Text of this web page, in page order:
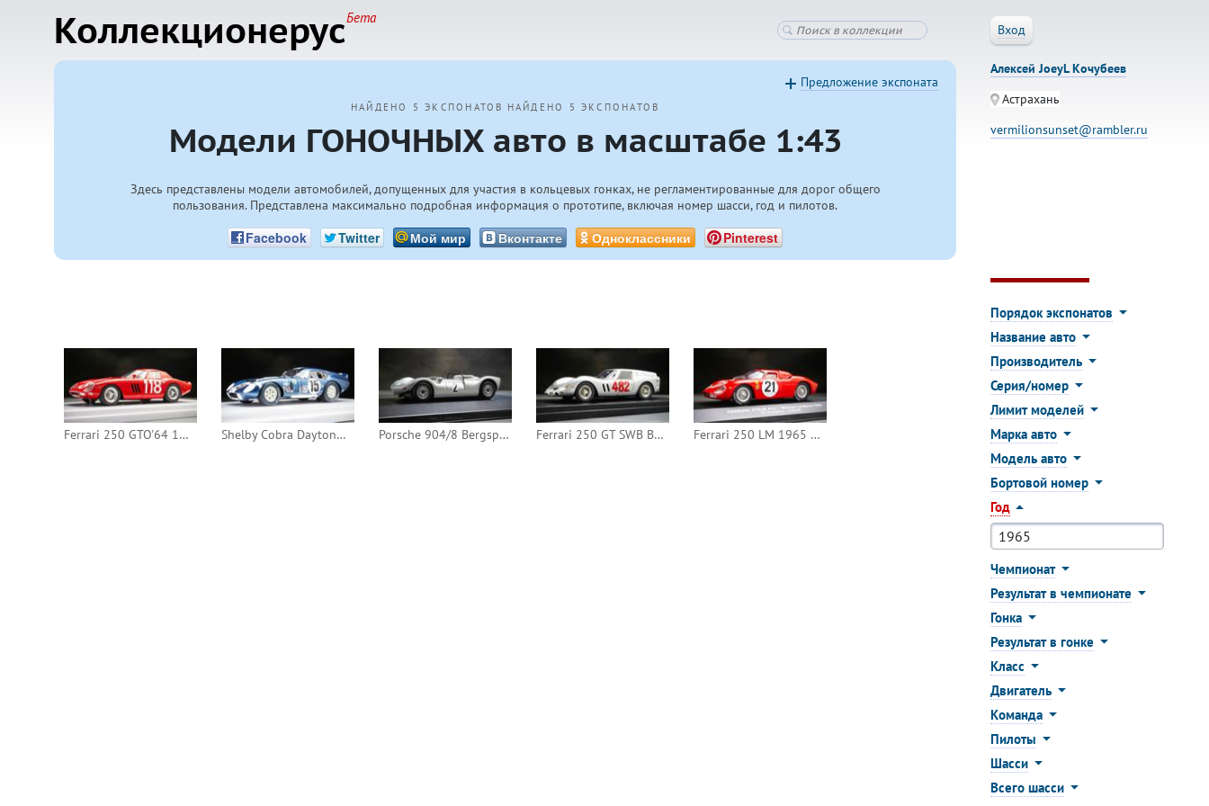
КоллекционерусБета
Вход
НАЙДЕНО 5 ЭКСПОНАТОВ НАЙДЕНО 5 ЭКСПОНАТОВ
Модели ГОНОЧНЫХ авто в масштабе 1:43
Здесь представлены модели автомобилей, допущенных для участия в кольцевых гонках, не регламентированные для дорог общего
пользования. Представлена максимально подробная информация о прототипе, включая номер шасси, год и пилотов.
Facebook Twitter Мой мир Вконтакте Одноклассники Pinterest
Предложение экспоната
Алексей JoeyL Кочубеев
Астрахань
vermilionsunset@rambler.ru
Ferrari 250 GTO'64 1965 Targa Florio #118 (Tecnomodel) Shelby Cobra Daytona Coupe 1965 12h Sebring #15 (TSM) Porsche 904/8 Bergspyder 1965 Norisring #2 (Norev PM) Ferrari 250 GT SWB Breadvan 1965 Coppa Gallenga #482 (BBR) Ferrari 250 LM 1965 24h Le Mans #21 (IXO)
Порядок экспонатов
Название авто
Производитель
Серия/номер
Лимит моделей
Марка авто
Модель авто
Бортовой номер
Год
Чемпионат
Результат в чемпионате
Гонка
Результат в гонке
Класс
Двигатель
Команда
Пилоты
Шасси
Всего шасси